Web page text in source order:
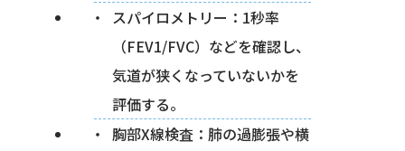
スパイロメトリー：1秒率
（FEV1/FVC）などを確認し、
気道が狭くなっていないかを
評価する。
胸部X線検査：肺の過膨張や横